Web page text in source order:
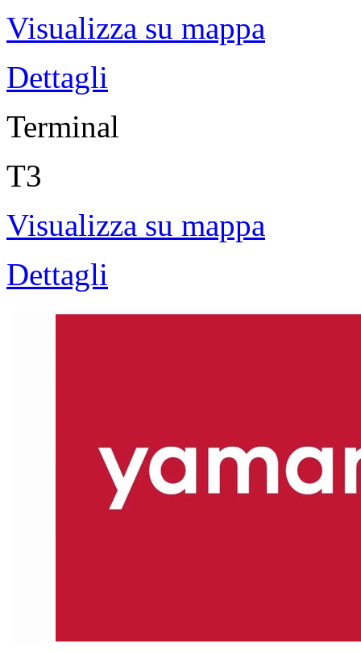
Visualizza su mappa
Dettagli
Terminal
T3
Visualizza su mappa
Dettagli